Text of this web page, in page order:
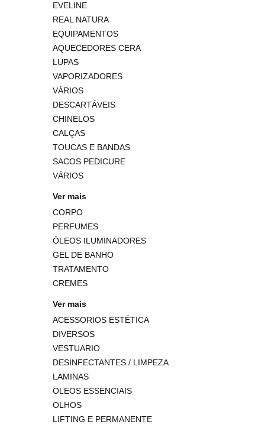
EVELINE
REAL NATURA
EQUIPAMENTOS
AQUECEDORES CERA
LUPAS
VAPORIZADORES
VÁRIOS
DESCARTÁVEIS
CHINELOS
CALÇAS
TOUCAS E BANDAS
SACOS PEDICURE
VÁRIOS
Ver mais
CORPO
PERFUMES
ÓLEOS ILUMINADORES
GEL DE BANHO
TRATAMENTO
CREMES
Ver mais
ACESSORIOS ESTÉTICA
DIVERSOS
VESTUARIO
DESINFECTANTES / LIMPEZA
LAMINAS
OLEOS ESSENCIAIS
OLHOS
LIFTING E PERMANENTE